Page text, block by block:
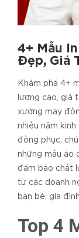
4+ Mẫu
Đẹp, Giá
Khám phá 4+
lượng cao, giá
xưởng may
nhiều năm
đồng phục,
những mẫu áo
đảm bảo chất
từ các doanh
bạn bè, gia đình.
Top 4